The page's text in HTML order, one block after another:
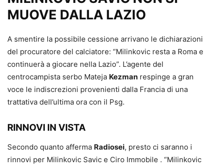
MUOVE DALLA LAZIO
A smentire la possibile cessione arrivano le dichiarazioni
del procuratore del calciatore: “Milinkovic resta a Roma e
continuerà a giocare nella Lazio”. L’agente del
centrocampista serbo Mateja Kezman respinge a gran
voce le indiscrezioni provenienti dalla Francia di una
trattativa dell’ultima ora con il Psg.
RINNOVI IN VISTA
Secondo quanto afferma Radiosei, presto ci saranno i
rinnovi per Milinkovic Savic e Ciro Immobile . “Milinkovic